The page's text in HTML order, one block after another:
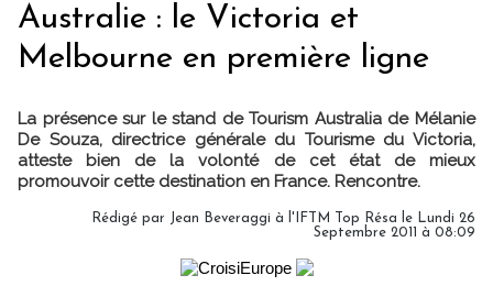
Australie : le Victoria et
Melbourne en première ligne
La présence sur le stand de Tourism Australia de Mélanie
De Souza, directrice générale du Tourisme du Victoria,
atteste bien de la volonté de cet état de mieux
promouvoir cette destination en France. Rencontre.
Rédigé par Jean Beveraggi à l'IFTM Top Résa le Lundi 26
Septembre 2011 à 08:09